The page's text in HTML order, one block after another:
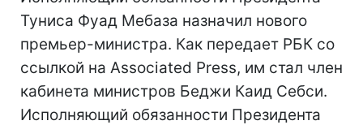
Туниса Фуад Мебаза назначил нового
премьер-министра. Как передает РБК со
ссылкой на Associated Press, им стал член
кабинета министров Беджи Каид Себси.
Исполняющий обязанности Президента